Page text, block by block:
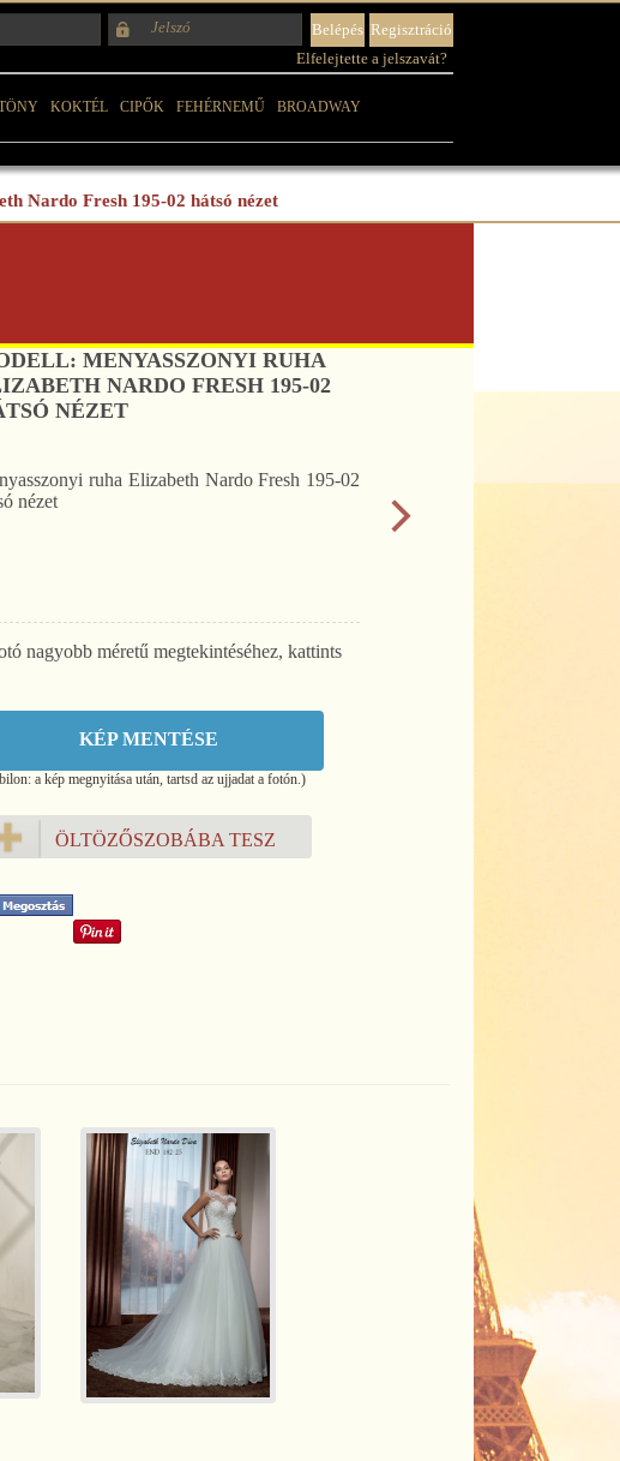
Elfelejtette a jelszavát?
KOKTÉL CIPŐK FEHÉRNEMŰ BROADWAY
Nardo Fresh 195-02 hátsó nézet
MENYASSZONYI RUHA
NARDO FRESH 195-02
NÉZET
ruha Elizabeth Nardo Fresh 195-02
nézet
nagyobb méretű megtekintéséhez, kattints
KÉP MENTÉSE
a kép megnyitása után, tartsd az ujjadat a fotón.)
ÖLTÖZŐSZOBÁBA TESZ